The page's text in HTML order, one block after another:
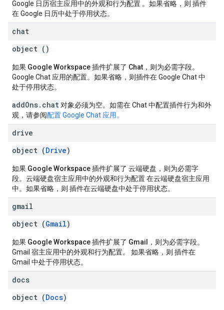
Google 日历宿主应用中的外观和行为配置 。如果省略，则 插件
在 Google 日历中处于停用状态。
chat
object ()
如果 Google Workspace 插件扩展了 Chat ，则为必需字段。
Google Chat 应用的配置。如果省略，则插件在 Google Chat 中
处于停用状态。
addOns.chat 对象必须为空。如需在 Chat 中配置插件行为和外
观，请参阅配置 Google Chat 应用。
drive
object (Drive)
如果 Google Workspace 插件扩展了 云端硬盘 ，则为必需字
段。云端硬盘宿主应用中的外观和行为配置 在云端硬盘宿主应用
中。如果省略，则 插件在云端硬盘中处于停用状态。
gmail
object (Gmail)
如果 Google Workspace 插件扩展了 Gmail
，则为必需字段。
Gmail 宿主应用中的外观和行为配置。 如果省略，则 插件在
Gmail 中处于停用状态。
docs
object (Docs)